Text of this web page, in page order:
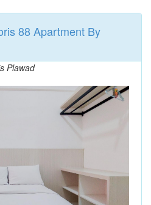
88 Apartment By
Plawad